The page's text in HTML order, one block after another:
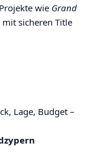
wie Grand
sicheren Title
Lage, Budget –